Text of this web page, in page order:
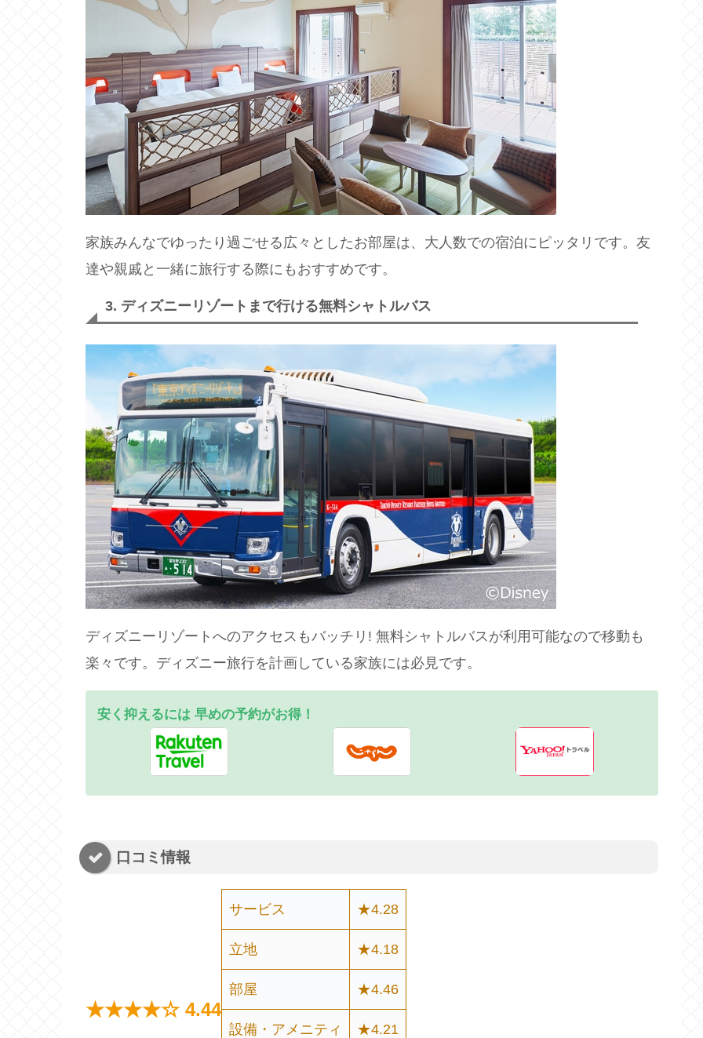
家族みんなでゆったり過ごせる広々としたお部屋は、大人数での宿泊にピッタリです。友
達や親戚と一緒に旅行する際にもおすすめです。
3. ディズニーリゾートまで行ける無料シャトルバス
ディズニーリゾートへのアクセスもバッチリ! 無料シャトルバスが利用可能なので移動も
楽々です。ディズニー旅行を計画している家族には必見です。
安く抑えるには 早めの予約がお得！
口コミ情報
★★★★☆ 4.44
サービス ★4.28
立地 ★4.18
部屋 ★4.46
設備・アメニティ ★4.21